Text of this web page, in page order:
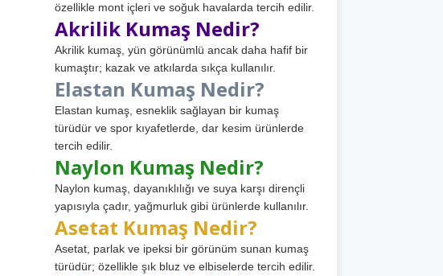
özellikle mont içleri ve soğuk havalarda tercih edilir.
Akrilik Kumaş Nedir?
Akrilik kumaş, yün görünümlü ancak daha hafif bir
kumaştır; kazak ve atkılarda sıkça kullanılır.
Elastan Kumaş Nedir?
Elastan kumaş, esneklik sağlayan bir kumaş
türüdür ve spor kıyafetlerde, dar kesim ürünlerde
tercih edilir.
Naylon Kumaş Nedir?
Naylon kumaş, dayanıklılığı ve suya karşı dirençli
yapısıyla çadır, yağmurluk gibi ürünlerde kullanılır.
Asetat Kumaş Nedir?
Asetat, parlak ve ipeksi bir görünüm sunan kumaş
türüdür; özellikle şık bluz ve elbiselerde tercih edilir.